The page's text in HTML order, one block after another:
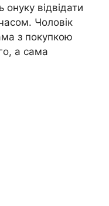
відвідати
Чоловік
з покупкою
а сама